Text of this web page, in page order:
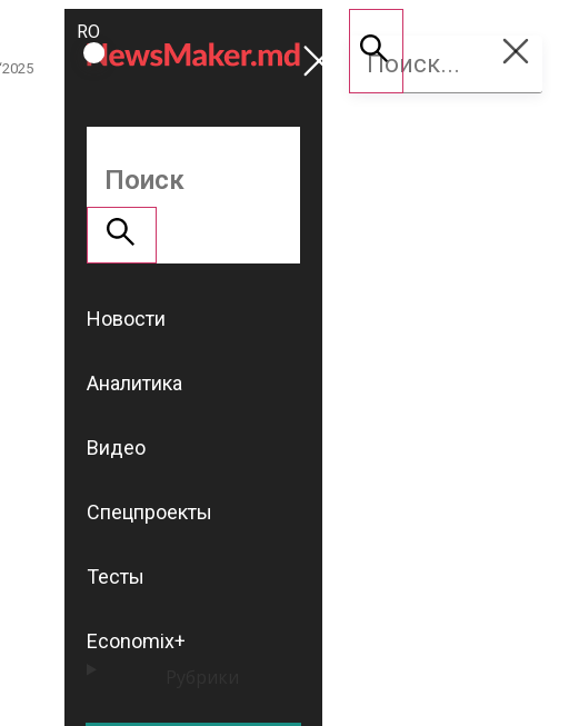
ROMÂNĂ
RU
Поддержать
NM
Новости
Аналитика
Видео
Спецпроекты
Тесты
Economix+